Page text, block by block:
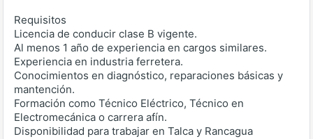
Requisitos
Licencia de conducir clase B vigente.
Al menos 1 año de experiencia en cargos similares.
Experiencia en industria ferretera.
Conocimientos en diagnóstico, reparaciones básicas y
mantención.
Formación como Técnico Eléctrico, Técnico en
Electromecánica o carrera afín.
Disponibilidad para trabajar en Talca y Rancagua